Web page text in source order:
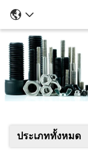
ประเภททั้งหมด